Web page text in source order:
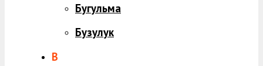
Бугульма
Бузулук
В